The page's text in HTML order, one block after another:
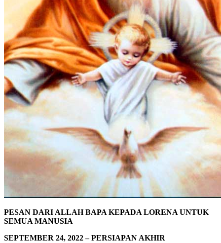
PESAN DARI ALLAH BAPA KEPADA LORENA UNTUK
SEMUA MANUSIA
SEPTEMBER 24, 2022 – PERSIAPAN AKHIR